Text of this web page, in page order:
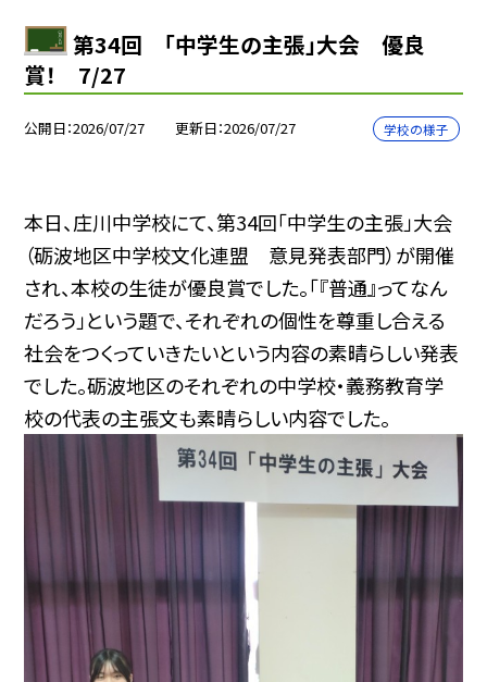
第34回 「中学生の主張」大会 優良
賞！ 7/27
公開日 2026/07/27 更新日 2026/07/27 学校の様子
本日、庄川中学校にて、第34回「中学生の主張」大会
（砺波地区中学校文化連盟 意見発表部門）が開催
され、本校の生徒が優良賞でした。「『普通』ってなん
だろう」という題で、それぞれの個性を尊重し合える
社会をつくっていきたいという内容の素晴らしい発表
でした。砺波地区のそれぞれの中学校・義務教育学
校の代表の主張文も素晴らしい内容でした。